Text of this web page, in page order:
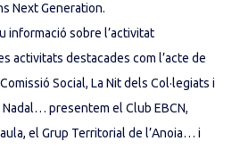
Next Generation.
informació sobre l’activitat
activitats destacades com l’acte de
Social, La Nit dels Col·legiats i
presentem el Club EBCN,
el Grup Territorial de l’Anoia… i